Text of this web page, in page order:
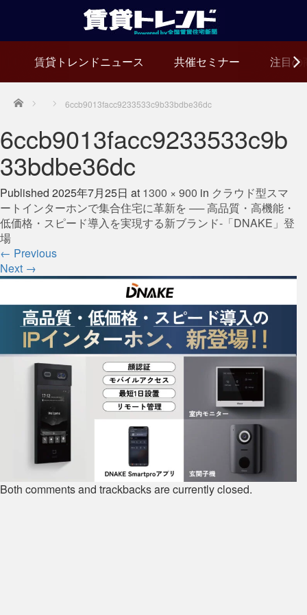
賃貸トレンドニュース 共催セミナー 注目の
Home 6ccb9013facc9233533c9b33bdbe36dc
6ccb9013facc9233533c9b
33bdbe36dc
Published 2025年7月25日 at 1300 × 900 in クラウド型スマ
ートインターホンで集合住宅に革新を ── 高品質・高機能・
低価格・スピード導入を実現する新ブランド-「DNAKE」登
場
← Previous
Next →
Both comments and trackbacks are currently closed.